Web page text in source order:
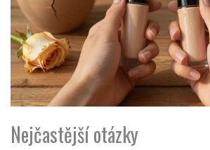
Nejčastější otázky